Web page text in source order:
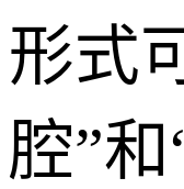
形式
腔”